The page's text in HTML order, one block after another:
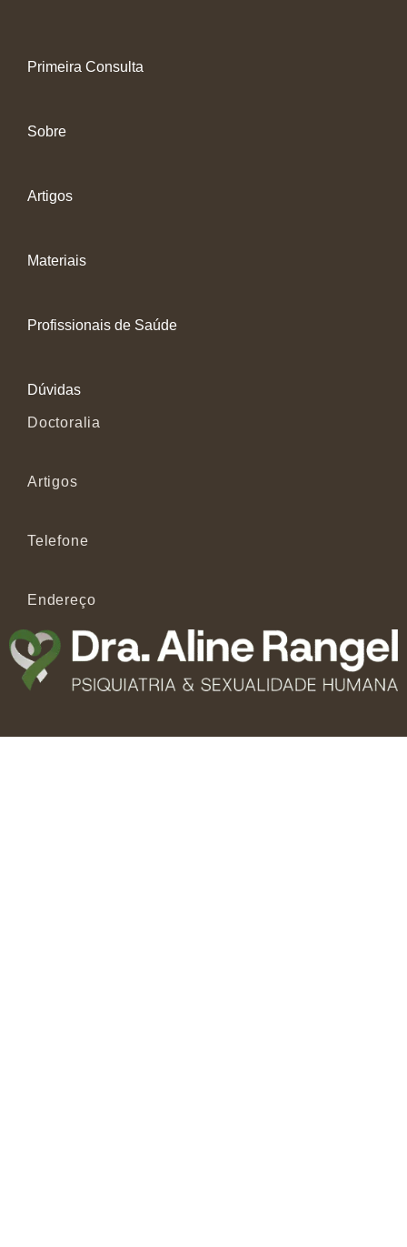
Primeira Consulta
Sobre
Artigos
Materiais
Profissionais de Saúde
Dúvidas
Doctoralia
Artigos
Telefone
Endereço